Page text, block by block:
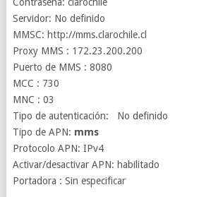
Servidor: No definido
MMSC: http://mms.clarochile.cl
Proxy MMS : 172.23.200.200
Puerto de MMS : 8080
MCC : 730
MNC : 03
Tipo de autenticación: No definido
Tipo de APN: mms
Protocolo APN: IPv4
Activar/desactivar APN: habilitado
Portadora : Sin especificar